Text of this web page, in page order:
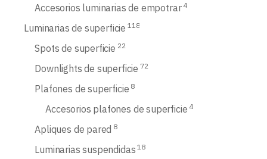
Accesorios luminarias de empotrar 4
Luminarias de superficie 118
Spots de superficie 22
Downlights de superficie 72
Plafones de superficie 8
Accesorios plafones de superficie 4
Apliques de pared 8
Luminarias suspendidas 18